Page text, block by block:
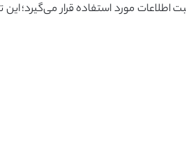
مورد استفاده قرار می‌گیرد؛ این